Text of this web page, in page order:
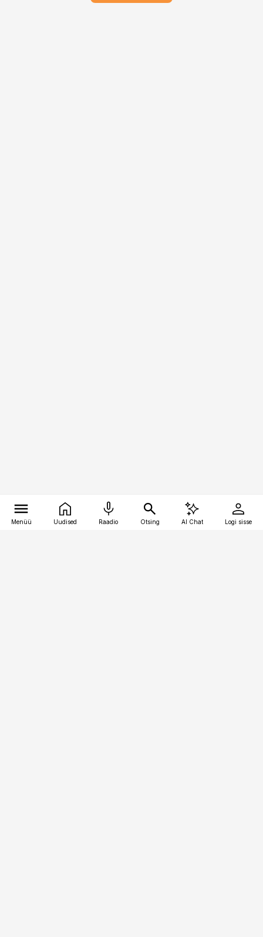
Menüü Uudised Raadio Otsing AI Chat Logi sisse